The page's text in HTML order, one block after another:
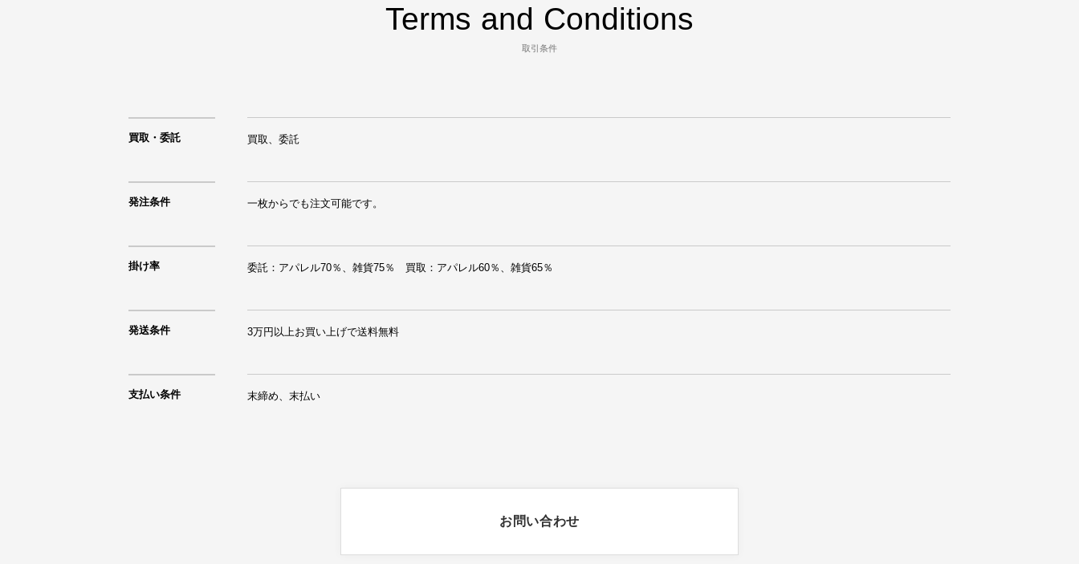
Terms and Conditions
取引条件
買取・委託 買取、委託
発注条件 一枚からでも注文可能です。
掛け率 委託：アパレル70％、雑貨75％　買取：アパレル60％、雑貨65％
発送条件 3万円以上お買い上げで送料無料
支払い条件 末締め、末払い
お問い合わせ